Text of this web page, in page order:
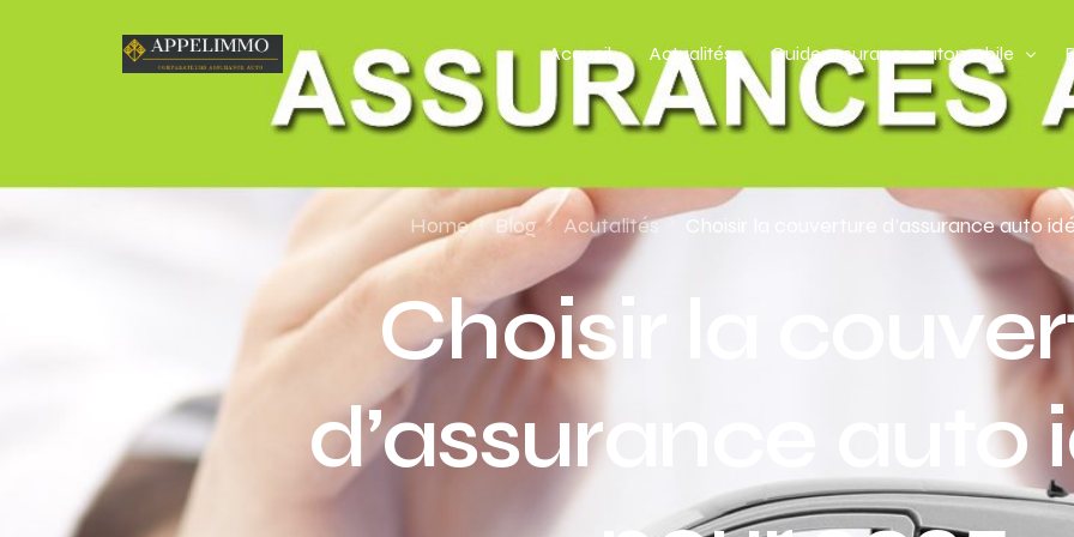
Accueil Actualités Guide assurance automobile
Profil de conducteur
Budget assurance automobile
Home Blog Acutalités Choisir la couverture d’assurance auto
Choisir la
d’assurance auto